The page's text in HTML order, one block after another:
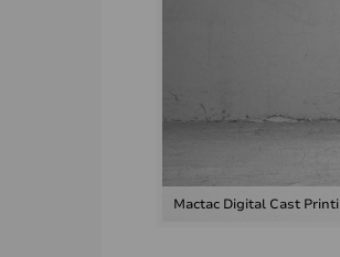
Mactac Digital Cast